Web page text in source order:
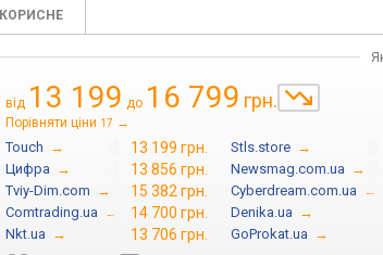
КОРИСНЕ
від 13 199 до 16 799 грн.
Порівняти ціни 17 →
Touch → 13 199 грн. Stls.store →
Цифра → 13 856 грн. Newsmag.com.ua →
Tviy-Dim.com → 15 382 грн. Cyberdream.com.ua →
Comtrading.ua → 14 700 грн. Denika.ua →
Nkt.ua → 13 706 грн. GoProkat.ua →